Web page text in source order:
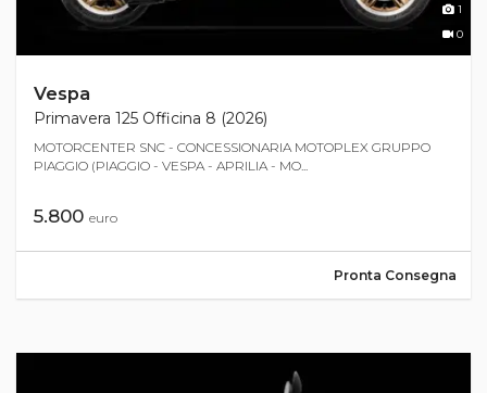
1
0
Vespa
Primavera 125 Officina 8 (2026)
MOTORCENTER SNC - CONCESSIONARIA MOTOPLEX GRUPPO
PIAGGIO (PIAGGIO - VESPA - APRILIA - MO...
5.800 euro
Pronta Consegna